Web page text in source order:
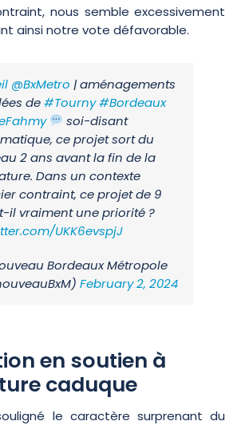
nous semble excessivement
ainsi notre vote défavorable.
@BxMetro | aménagements
de#Tourny#Bordeaux
soi-disant
ce projet sort du
2 ans avant la fin de la
Dans un contexte
contraint, ce projet de 9
il vraiment une priorité ?
UKK6evspjJ
Bordeaux Métropole
February 2, 2024
en soutien à
caduque
le caractère surprenant du